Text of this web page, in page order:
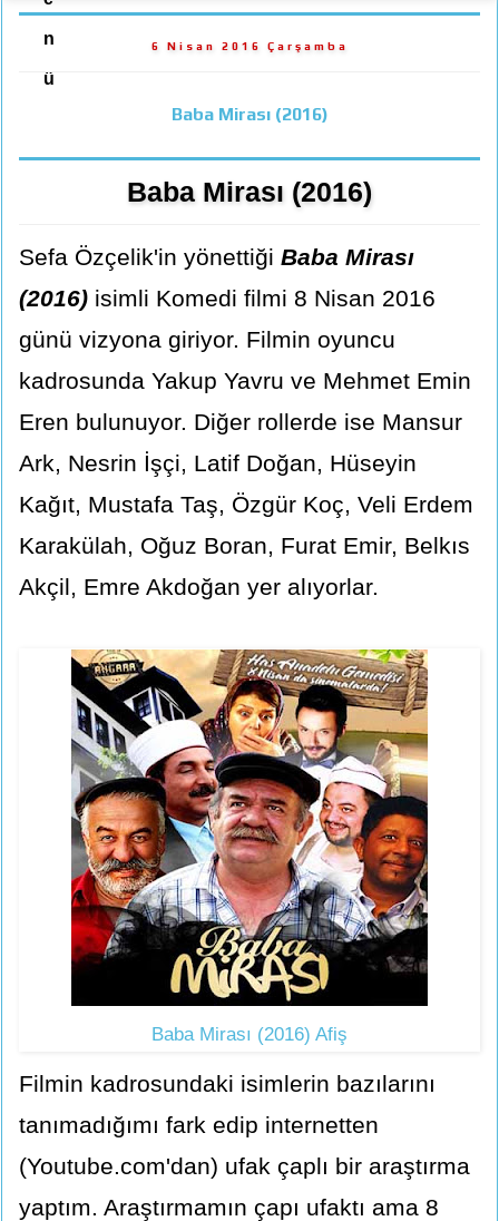
n
ü
6 Nisan 2016 Çarşamba
Baba Mirası (2016)
Baba Mirası (2016)
Sefa Özçelik'in yönettiği Baba Mirası
(2016) isimli Komedi filmi 8 Nisan 2016
günü vizyona giriyor. Filmin oyuncu
kadrosunda Yakup Yavru ve Mehmet Emin
Eren bulunuyor. Diğer rollerde ise Mansur
Ark, Nesrin İşçi, Latif Doğan, Hüseyin
Kağıt, Mustafa Taş, Özgür Koç, Veli Erdem
Karakülah, Oğuz Boran, Furat Emir, Belkıs
Akçil, Emre Akdoğan yer alıyorlar.
Baba Mirası (2016) Afiş
Filmin kadrosundaki isimlerin bazılarını
tanımadığımı fark edip internetten
(Youtube.com'dan) ufak çaplı bir araştırma
yaptım. Araştırmamın çapı ufaktı ama 8